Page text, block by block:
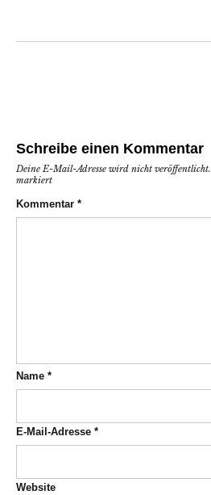
Schreibe einen Kommentar
Deine E-Mail-Adresse wird nicht veröffentlicht.
markiert
Kommentar *
Name *
E-Mail-Adresse *
Website